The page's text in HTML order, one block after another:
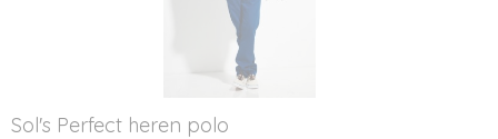
Sol's Perfect heren polo